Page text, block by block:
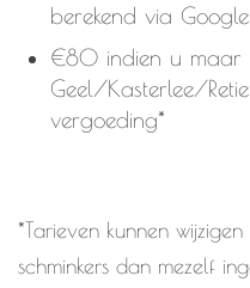
berekend via
€80 indien u maar
Geel/Kasterlee/
vergoeding*
*Tarieven kunnen
schminkers dan mezelf